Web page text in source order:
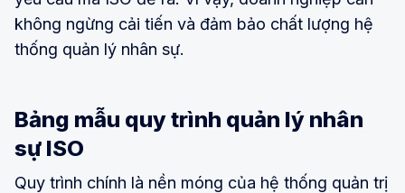
không ngừng cải tiến và đảm bảo chất lượng hệ
thống quản lý nhân sự.
Bảng mẫu quy trình quản lý nhân
sự ISO
Quy trình chính là nền móng của hệ thống quản trị